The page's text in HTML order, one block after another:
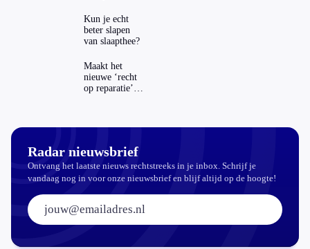
ING-app: is dat
wel veilig?
Kun je echt
beter slapen
van slaapthee?
Maakt het
nieuwe ‘recht
op reparatie’
Radar nieuwsbrief
Ontvang het laatste nieuws rechtstreeks in je inbox. Schrijf je
vandaag nog in voor onze nieuwsbrief en blijf altijd op de hoogte!
E-mailadres: